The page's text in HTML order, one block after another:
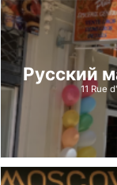
Русский
11 Rue